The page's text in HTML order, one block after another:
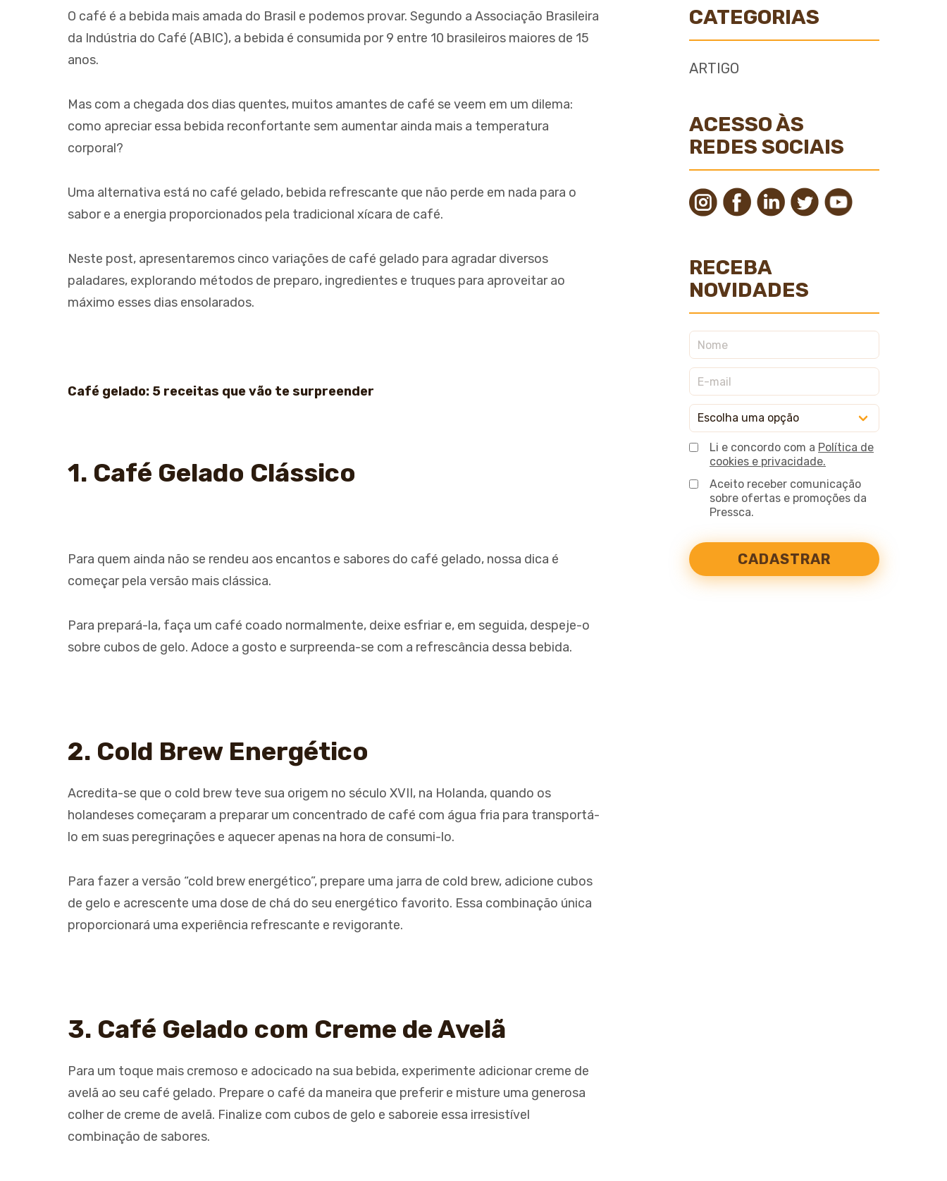
COPOS DE PORCELANA
FLUIRE - CONJUNTO PARA CAFÉ
O café é a bebida mais amada do Brasil e podemos provar. Segundo a Associação Brasileira
da Indústria do Café (ABIC), a bebida é consumida por 9 entre 10 brasileiros maiores de 15
anos.
Mas com a chegada dos dias quentes, muitos amantes de café se veem em um dilema:
como apreciar essa bebida reconfortante sem aumentar ainda mais a temperatura
corporal?
Uma alternativa está no café gelado, bebida refrescante que não perde em nada para o
sabor e a energia proporcionados pela tradicional xícara de café.
Neste post, apresentaremos cinco variações de café gelado para agradar diversos
paladares, explorando métodos de preparo, ingredientes e truques para aproveitar ao
máximo esses dias ensolarados.
Café gelado: 5 receitas que vão te surpreender
1. Café Gelado Clássico
Para quem ainda não se rendeu aos encantos e sabores do café gelado, nossa dica é
começar pela versão mais clássica.
Para prepará-la, faça um café coado normalmente, deixe esfriar e, em seguida, despeje-o
sobre cubos de gelo. Adoce a gosto e surpreenda-se com a refrescância dessa bebida.
2. Cold Brew Energético
Acredita-se que o cold brew teve sua origem no século XVII, na Holanda, quando os
holandeses começaram a preparar um concentrado de café com água fria para transportá-
lo em suas peregrinações e aquecer apenas na hora de consumi-lo.
Para fazer a versão “cold brew energético”, prepare uma jarra de cold brew, adicione cubos
de gelo e acrescente uma dose de chá do seu energético favorito. Essa combinação única
proporcionará uma experiência refrescante e revigorante.
3. Café Gelado com Creme de Avelã
Para um toque mais cremoso e adocicado na sua bebida, experimente adicionar creme de
avelã ao seu café gelado. Prepare o café da maneira que preferir e misture uma generosa
colher de creme de avelã. Finalize com cubos de gelo e saboreie essa irresistível
combinação de sabores.
CATEGORIAS
ARTIGO
ACESSO ÀS
REDES SOCIAIS
RECEBA
NOVIDADES
Li e concordo com a Política de
cookies e privacidade.
Aceito receber comunicação
sobre ofertas e promoções da
Pressca.
CADASTRAR